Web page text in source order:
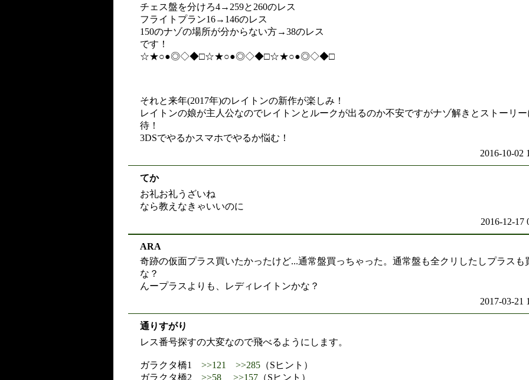
チェス盤を分けろ4→259と260のレス
フライトプラン16→146のレス
150のナゾの場所が分からない方→38のレス
です！
☆★○●◎◇◆□☆★○●◎◇◆□☆★○●◎◇◆□
それと来年(2017年)のレイトンの新作が楽しみ！
レイトンの娘が主人公なのでレイトンとルークが出るのか不安ですがナゾ解きとストーリ
待！
3DSでやるかスマホでやるか悩む！
2016-10-02
てか
お礼お礼うざいね
なら教えなきゃいいのに
2016-12-17
ARA
奇跡の仮面プラス買いたかったけど...通常盤買っちゃった。通常盤も全クリしたしプラスも
な？
んープラスよりも、レディレイトンかな？
2017-03-21
通りすがり
レス番号探すの大変なので飛べるようにします。
ガラクタ橋1 >>121 >>285 （Sヒント）
ガラクタ橋2 >>58 >>157 （Sヒント）